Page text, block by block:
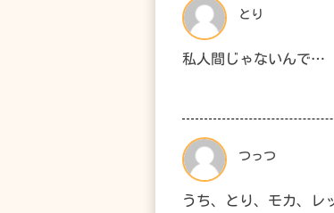
とり
私人間じゃないんで…
つっつ
うち、とり、モカ、レ